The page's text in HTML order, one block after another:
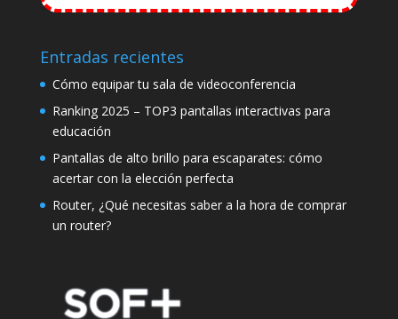
Entradas recientes
Cómo equipar tu sala de videoconferencia
Ranking 2025 – TOP3 pantallas interactivas para
educación
Pantallas de alto brillo para escaparates: cómo
acertar con la elección perfecta
Router, ¿Qué necesitas saber a la hora de comprar
un router?